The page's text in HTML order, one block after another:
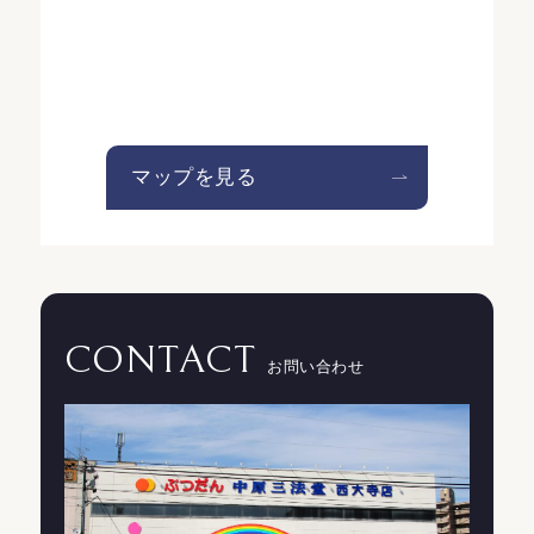
マップを見る
CONTACT お問い合わせ